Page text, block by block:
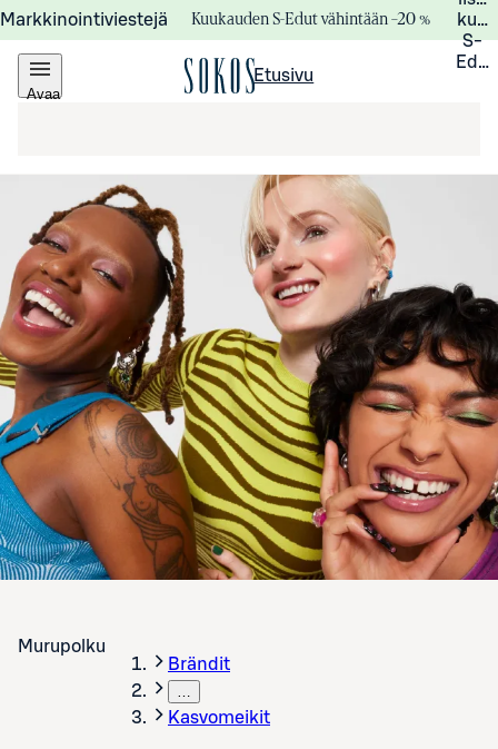
Markkinointiviestejä Kuukauden S-Edut vähintään –20 %
S-
Avaa
Etusivu
Murupolku
Brändit
Kasvomeikit